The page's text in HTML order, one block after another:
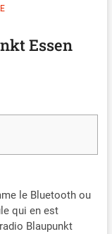
Essen
le Bluetooth ou
qui en est
Blaupunkt